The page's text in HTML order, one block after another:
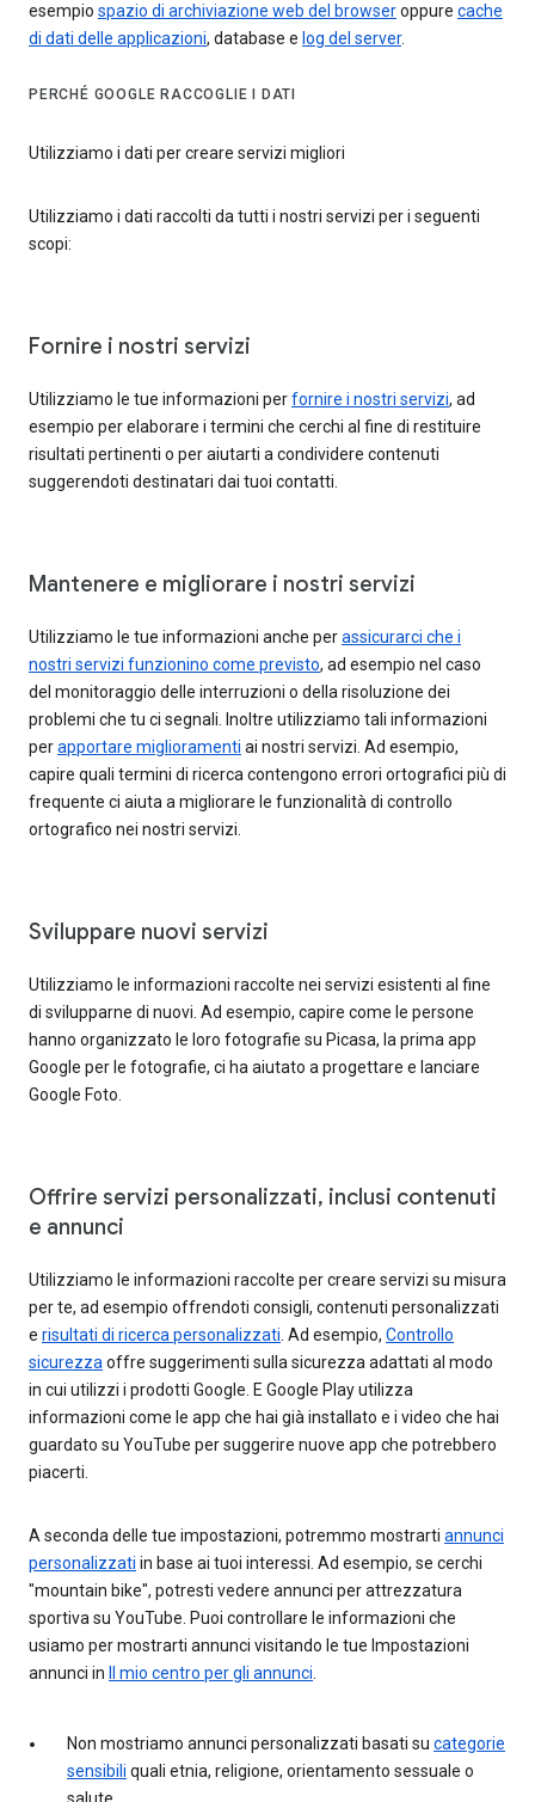
esempio spazio di archiviazione web del browseroppure cache
di dati delle applicazioni, database e log del server.
PERCHÉ GOOGLE RACCOGLIE I DATI
Utilizziamo i dati per creare servizi migliori
Utilizziamo i dati raccolti da tutti i nostri servizi per i seguenti
scopi:
Fornire i nostri servizi
Utilizziamo le tue informazioni perfornire i nostri servizi, ad
esempio per elaborare i termini che cerchi al fine di restituire
risultati pertinenti o per aiutarti a condividere contenuti
suggerendoti destinatari dai tuoi contatti.
Mantenere e migliorare i nostri servizi
Utilizziamo le tue informazioni anche perassicurarci che i
nostri servizi funzionino come previsto, ad esempio nel caso
del monitoraggio delle interruzioni o della risoluzione dei
problemi che tu ci segnali. Inoltre utilizziamo tali informazioni
perapportare miglioramenti ai nostri servizi. Ad esempio,
capire quali termini di ricerca contengono errori ortografici più di
frequente ci aiuta a migliorare le funzionalità di controllo
ortografico nei nostri servizi.
Sviluppare nuovi servizi
Utilizziamo le informazioni raccolte nei servizi esistenti al fine
di svilupparne di nuovi. Ad esempio, capire come le persone
hanno organizzato le loro fotografie su Picasa, la prima app
Google per le fotografie, ci ha aiutato a progettare e lanciare
Google Foto.
Offrire servizi personalizzati, inclusi contenuti
e annunci
Utilizziamo le informazioni raccolte per creare servizi su misura
per te, ad esempio offrendoti consigli, contenuti personalizzati
e risultati di ricerca personalizzati . Ad esempio, Controllo
sicurezza offre suggerimenti sulla sicurezza adattati al modo
in cui utilizzi i prodotti Google. E Google Play utilizza
informazioni come le app che hai già installato e i video che hai
guardato su YouTube per suggerire nuove app che potrebbero
piacerti.
A seconda delle tue impostazioni, potremmo mostrarti annunci
personalizzati in base ai tuoi interessi. Ad esempio, se cerchi
"mountain bike", potresti vedere annunci per attrezzatura
sportiva su YouTube. Puoi controllare le informazioni che
usiamo per mostrarti annunci visitando le tue Impostazioni
annunci in
Il mio centro per gli annunci
Non mostriamo annunci personalizzati basati su categorie
sensibili quali etnia, religione, orientamento sessuale o
salute.